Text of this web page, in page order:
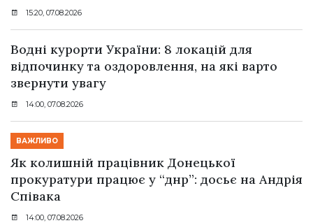
15:20, 07.08.2026
Водні курорти України: 8 локацій для
відпочинку та оздоровлення, на які варто
звернути увагу
14:00, 07.08.2026
ВАЖЛИВО
Як колишній працівник Донецької
прокуратури працює у “днр”: досьє на Андрія
Співака
14:00, 07.08.2026